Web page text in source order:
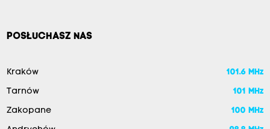
POSŁUCHASZ NAS
Kraków 101.6 MHz
Tarnów 101 MHz
Zakopane 100 MHz